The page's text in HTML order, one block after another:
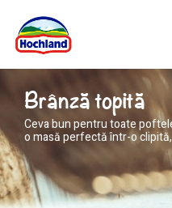
Brânză topită
Ceva bun pentru toate
o masă perfectă într-o